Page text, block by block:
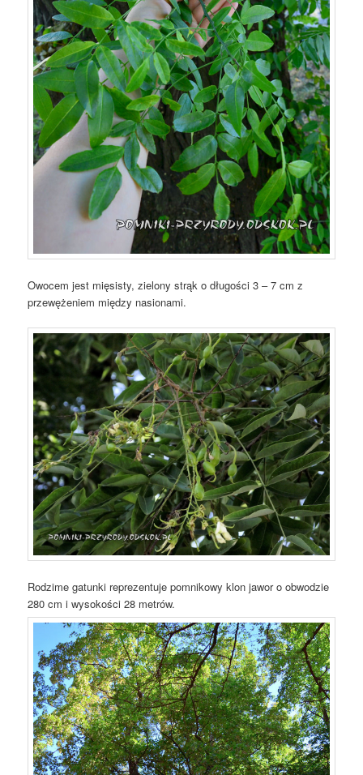
Owocem jest mięsisty, zielony strąk o długości 3 – 7 cm z
przewężeniem między nasionami.
Rodzime gatunki reprezentuje pomnikowy klon jawor o obwodzie
280 cm i wysokości 28 metrów.